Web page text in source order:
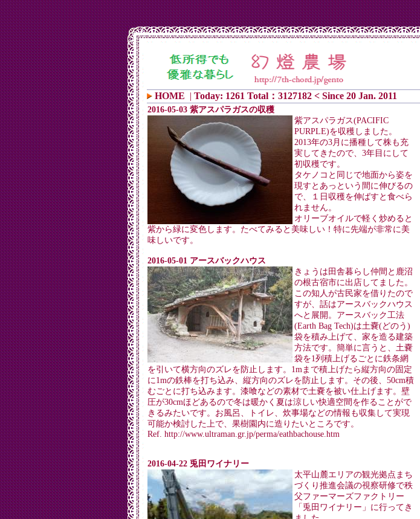
HOME | Today: 1261 Total：3127182 < Since 20 Jan. 2011
2016-05-03 紫アスパラガスの収穫
紫アスパラガス(PACIFIC
PURPLE)を収穫しました。
2013年の3月に播種して株も充
実してきたので、3年目にして
初収穫です。
タケノコと同じで地面から姿を
現すとあっという間に伸びるの
で、１日収穫を伸ばすと食べら
れません。
オリーブオイルで軽く炒めると
紫から緑に変色します。たべてみると美味しい！特に先端が非常に美
味しいです。
2016-05-01 アースバックハウス
きょうは田舎暮らし仲間と鹿沼
の根古宿市に出店してました。
この知人が古民家を借りたので
すが、話はアースバックハウス
へと展開。アースバック工法
(Earth Bag Tech)は土嚢(どのう)
袋を積み上げて、家を造る建築
方法です。簡単に言うと、土嚢
袋を1列積上げるごとに鉄条網
を引いて横方向のズレを防止します。1mまで積上げたら縦方向の固定
に1mの鉄棒を打ち込み、縦方向のズレを防止します。その後、50cm積
むごとに打ち込みます。漆喰などの素材で土嚢を被い仕上げます。壁
圧が30cmほどあるので冬は暖かく夏は涼しい快適空間を作ることがで
きるみたいです。お風呂、トイレ、炊事場などの情報も収集して実現
可能か検討した上で、果樹園内に造りたいところです。
Ref. http://www.ultraman.gr.jp/perma/eathbachouse.htm
2016-04-22 兎田ワイナリー
太平山麓エリアの観光拠点まち
づくり推進会議の視察研修で秩
父ファーマーズファクトリー
「兎田ワイナリー」に行ってき